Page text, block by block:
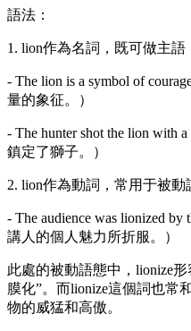
語法：
1. lion作為名詞，既可做主語
- The lion is a symbol of
量的象征。）
- The hunter shot the lion with
鎮定了獅子。）
2. lion作為動詞，常用于被動
- The audience was lionized by
講人的個人魅力所折服。）
此處的被動語態中，lionize
膜化”。而lionize這個詞也常
物的威猛和高傲。